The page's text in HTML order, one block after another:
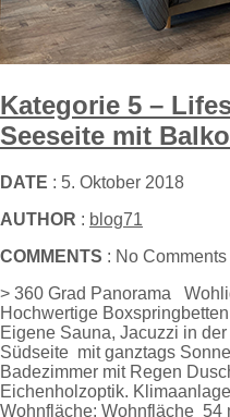
Kategorie 5 –
Seeseite mit
DATE : 5. Oktober 2018
AUTHOR : blog71
COMMENTS : No Comments
> 360 Grad Panorama
Hochwertige
Eigene Sauna, Jacuzzi in
Südseite mit ganztags
Badezimmer mit Regen
Eichenholzoptik.
Wohnfläche: Wohnfläche 54